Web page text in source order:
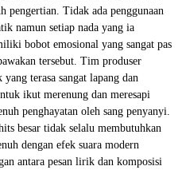
pengertian. Tidak ada penggunaan
namun setiap nada yang ia
bobot emosional yang sangat pas
tersebut. Tim produser
terasa sangat lapang dan
ikut merenung dan meresapi
penghayatan oleh sang penyanyi.
besar tidak selalu membutuhkan
dengan efek suara modern
antara pesan lirik dan komposisi